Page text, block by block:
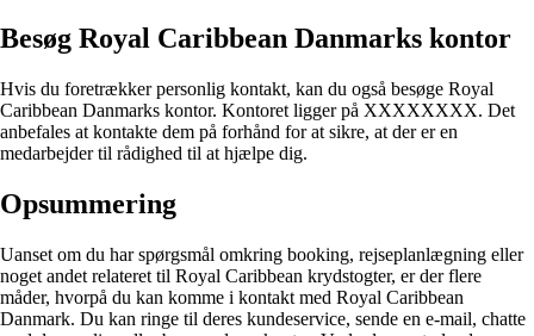
Besøg Royal Caribbean Danmarks kontor
Hvis du foretrækker personlig kontakt, kan du også besøge Royal
Caribbean Danmarks kontor. Kontoret ligger på XXXXXXXX. Det
anbefales at kontakte dem på forhånd for at sikre, at der er en
medarbejder til rådighed til at hjælpe dig.
Opsummering
Uanset om du har spørgsmål omkring booking, rejseplanlægning eller
noget andet relateret til Royal Caribbean krydstogter, er der flere
måder, hvorpå du kan komme i kontakt med Royal Caribbean
Danmark. Du kan ringe til deres kundeservice, sende en e-mail, chatte